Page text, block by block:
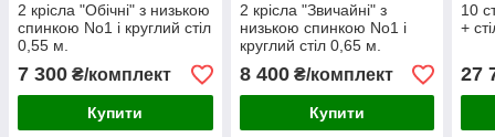
2 крісла "Обічні" з низькою
спинкою No1 і круглий стіл
0,55 м.
7 300 ₴/комплект
Купити
2 крісла "Звичайні" з
низькою спинкою No1 і
круглий стіл 0,65 м.
8 400₴/комплект
Купити
10
+
27